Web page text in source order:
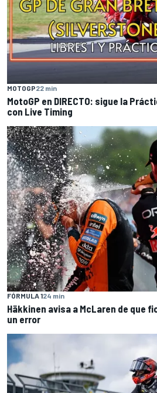
MOTOGP22 min
MotoGP en DIRECTO: sigue la
con Live Timing
FÓRMULA 124 min
Häkkinen avisa a McLaren de que
un error